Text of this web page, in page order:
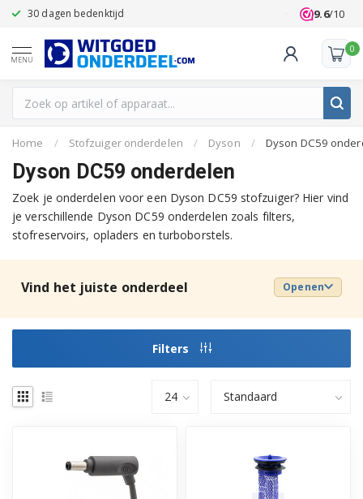
30 dagen bedenktijd Klanten
9.6/10
MENU
0
Home / Stofzuiger onderdelen / Dyson / Dyson DC59
Dyson DC59 onderdelen
Zoek je onderdelen voor een Dyson DC59 stofzuiger? Hier vind
je verschillende Dyson DC59 onderdelen zoals filters,
stofreservoirs, opladers en turboborstels.
Vind het juiste onderdeel Openen
Filters